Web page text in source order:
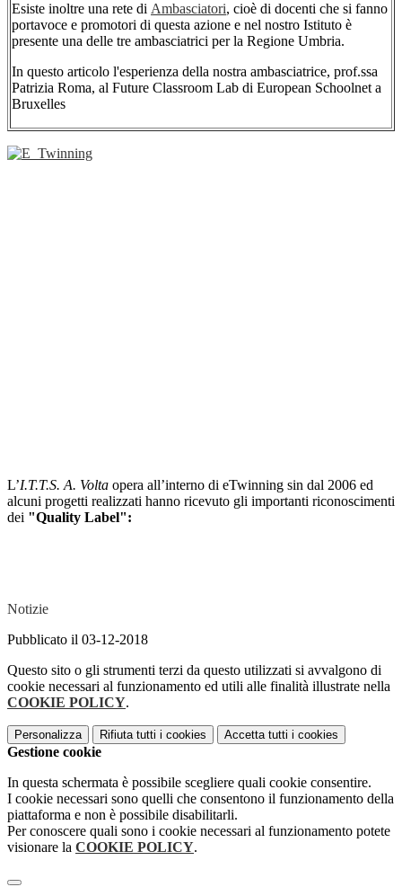
Esiste inoltre una rete di Ambasciatori, cioè di docenti che si fanno
portavoce e promotori di questa azione e nel nostro Istituto è
presente una delle tre ambasciatrici per la Regione Umbria.
In questo articolo l'esperienza della nostra ambasciatrice, prof.ssa
Patrizia Roma, al Future Classroom Lab di European Schoolnet a
Bruxelles
L’I.T.T.S. A. Volta opera all’interno di eTwinning sin dal 2006 ed
alcuni progetti realizzati hanno ricevuto gli importanti riconoscimenti
dei "Quality Label":
Notizie
Pubblicato il 03-12-2018
Questo sito o gli strumenti terzi da questo utilizzati si avvalgono di
cookie necessari al funzionamento ed utili alle finalità illustrate nella
COOKIE POLICY.
Personalizza Rifiuta tutti i cookies Accetta tutti i cookies
Gestione cookie
In questa schermata è possibile scegliere quali cookie consentire.
I cookie necessari sono quelli che consentono il funzionamento della
piattaforma e non è possibile disabilitarli.
Per conoscere quali sono i cookie necessari al funzionamento potete
visionare la COOKIE POLICY.